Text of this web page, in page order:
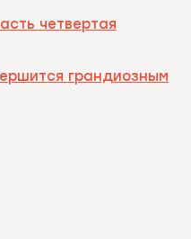
четвертая
грандиозным